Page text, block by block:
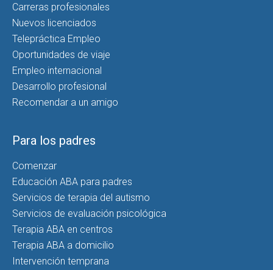
Carreras profesionales
Nuevos licenciados
Telepráctica Empleo
Oportunidades de viaje
Empleo internacional
Desarrollo profesional
Recomendar a un amigo
Para los padres
Comenzar
Educación ABA para padres
Servicios de terapia del autismo
Servicios de evaluación psicológica
Terapia ABA en centros
Terapia ABA a domicilio
Intervención temprana